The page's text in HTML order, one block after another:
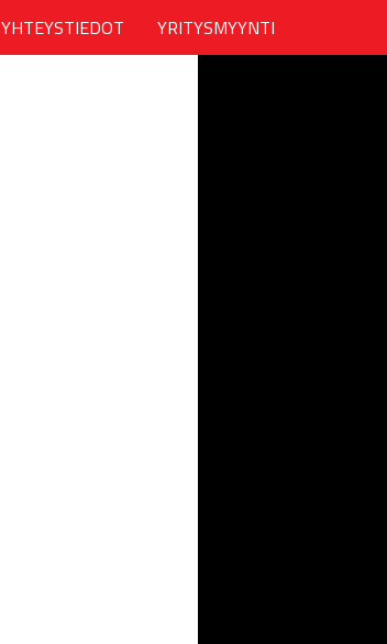
YHTEYSTIEDOT YRITYSMYYNTI